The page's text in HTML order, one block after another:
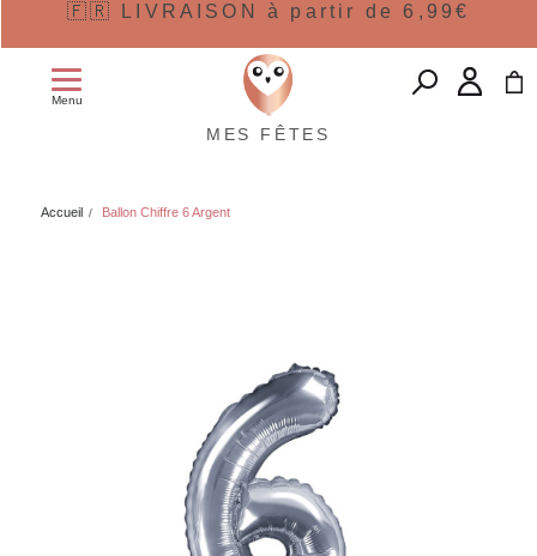
🇫🇷 LIVRAISON à partir de 6,99€
Menu
MES FÊTES
Accueil Ballon Chiffre 6 Argent